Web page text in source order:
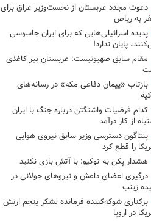
دعوت مجدد عربستان از نخست‌وزیر عراق برای
به ریاض
پدیده اسرائیلی‌هایی که برای ایران جاسوسی
پایان ندارد!
مقام سابق صهیونیست: عربستان ببر کاغذی
بازتاب «پیمان دفاعی مکه» در رسانه‌های
کدام فرضیات واشنگتن درباره جنگ با ایران
از کار درآمد
پنتاگون دسترسی وزیر سابق نیروی هوایی
را قطع کرد
هشدار پکن به توکیو: با آتش بازی نکنید
درگیری اعضای داعش و نیروهای جولانی در
زینب
برکناری شوکه‌کننده فرمانده لشکر پنجم ارتش
در اروپا